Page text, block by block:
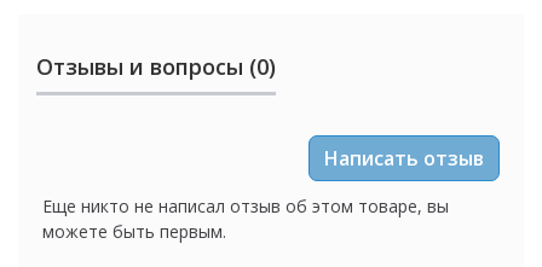
Отзывы и вопросы (0)
Написать отзыв
Еще никто не написал отзыв об этом товаре, вы
можете быть первым.